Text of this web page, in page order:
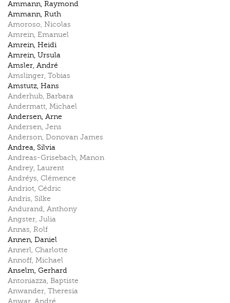
Ammann, Raymond
Ammann, Ruth
Amoroso, Nicolas
Amrein, Emanuel
Amrein, Heidi
Amrein, Ursula
Amsler, André
Amslinger, Tobias
Amstutz, Hans
Anderhub, Barbara
Andermatt, Michael
Andersen, Arne
Andersen, Jens
Anderson, Donovan James
Andrea, Silvia
Andreas-Grisebach, Manon
Andrey, Laurent
Andréys, Clémence
Andriot, Cédric
Andris, Silke
Andurand, Anthony
Angster, Julia
Annas, Rolf
Annen, Daniel
Annerl, Charlotte
Annoff, Michael
Anselm, Gerhard
Antoniazza, Baptiste
Anwander, Theresia
Anwar, André